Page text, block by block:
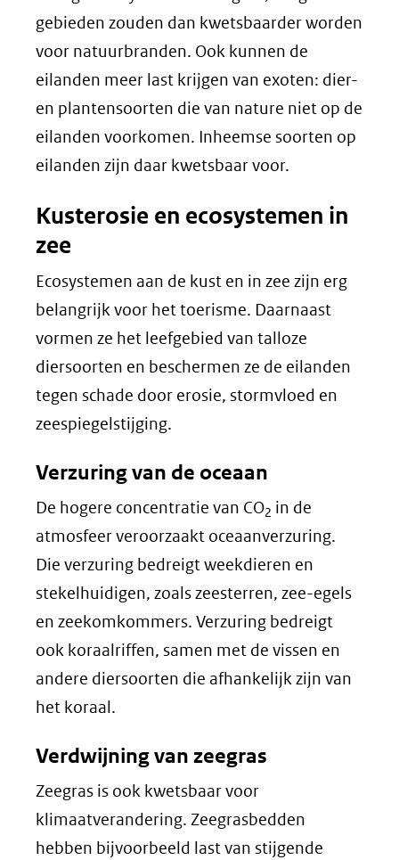
gebieden zouden dan kwetsbaarder worden
voor natuurbranden. Ook kunnen de
eilanden meer last krijgen van exoten: dier-
en plantensoorten die van nature niet op de
eilanden voorkomen. Inheemse soorten op
eilanden zijn daar kwetsbaar voor.
Kusterosie en ecosystemen in
zee
Ecosystemen aan de kust en in zee zijn erg
belangrijk voor het toerisme. Daarnaast
vormen ze het leefgebied van talloze
diersoorten en beschermen ze de eilanden
tegen schade door erosie, stormvloed en
zeespiegelstijging.
Verzuring van de oceaan
De hogere concentratie van CO2 in de
atmosfeer veroorzaakt oceaanverzuring.
Die verzuring bedreigt weekdieren en
stekelhuidigen, zoals zeesterren, zee-egels
en zeekomkommers. Verzuring bedreigt
ook koraalriffen, samen met de vissen en
andere diersoorten die afhankelijk zijn van
het koraal.
Verdwijning van zeegras
Zeegras is ook kwetsbaar voor
klimaatverandering. Zeegrasbedden
hebben bijvoorbeeld last van stijgende